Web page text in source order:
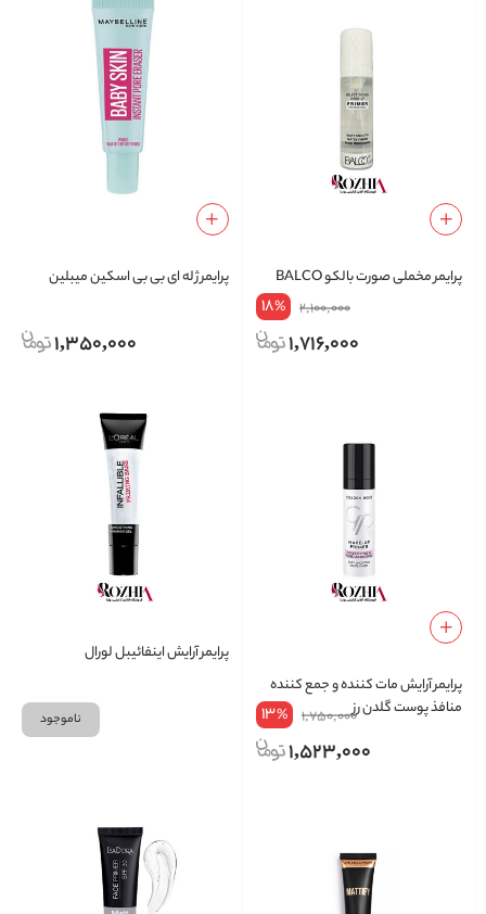
پرایمر مخملی صورت بالکو BALCO
2,100,000
18%
1,716,000
پرایمر ژله ای بی بی اسکین میبلین
1,350,000
پرایمر آرایش مات کننده و جمع کننده
منافذ پوست گلدن رز1,750,000
13%
1,523,000
پرایمر آرایش اینفائیبل لورال
ناموجود